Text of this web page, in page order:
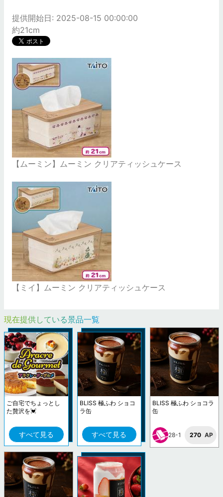
提供開始日: 2025-08-15 00:00:00
約21cm
【ムーミン】ムーミン クリアティッシュケース
【ミイ】ムーミン クリアティッシュケース
現在提供している景品一覧
ご自宅でちょっとし
た贅沢を💓
すべて見る
BLISS 極ふわ ショコ
ラ缶
すべて見る
BLISS 極ふわ ショコラ
缶
28-1 270 AP